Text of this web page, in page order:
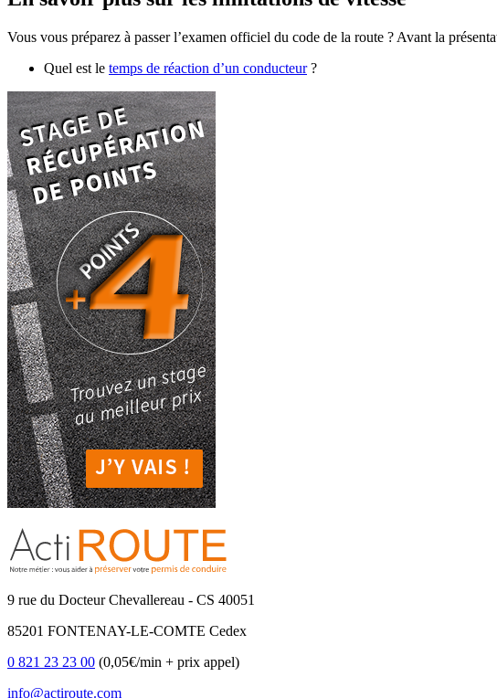
Vous vous préparez à passer l’examen officiel du code de la route ? Avant la
Quel est le temps de réaction d’un conducteur?
9 rue du Docteur Chevallereau - CS 40051
85201 FONTENAY-LE-COMTE Cedex
0 821 23 23 00 (0,05€/min + prix appel)
info@actiroute.com